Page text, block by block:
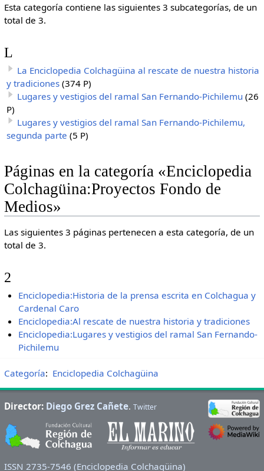
Esta categoría contiene las siguientes 3 subcategorías, de un
total de 3.
L
La Enciclopedia Colchagüina al rescate de nuestra historia
y tradiciones (374 P)
Lugares y vestigios del ramal San Fernando-Pichilemu (26
P)
Lugares y vestigios del ramal San Fernando-Pichilemu,
segunda parte (5 P)
Páginas en la categoría «Enciclopedia
Colchagüina:Proyectos Fondo de
Medios»
Las siguientes 3 páginas pertenecen a esta categoría, de un
total de 3.
2
Enciclopedia:Historia de la prensa escrita en Colchagua y
Cardenal Caro
Enciclopedia:Al rescate de nuestra historia y tradiciones
Enciclopedia:Lugares y vestigios del ramal San Fernando-
Pichilemu
Categoría: Enciclopedia Colchagüina
Director: Diego Grez Cañete. Twitter
ISSN 2735-7546 (Enciclopedia Colchagüina)